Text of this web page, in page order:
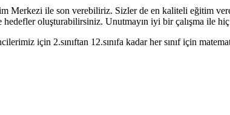
Merkezi ile son verebiliriz. Sizler de en kaliteli eğitim
oluşturabilirsiniz. Unutmayın iyi bir çalışma ile
için 2.sınıftan 12.sınıfa kadar her sınıf için